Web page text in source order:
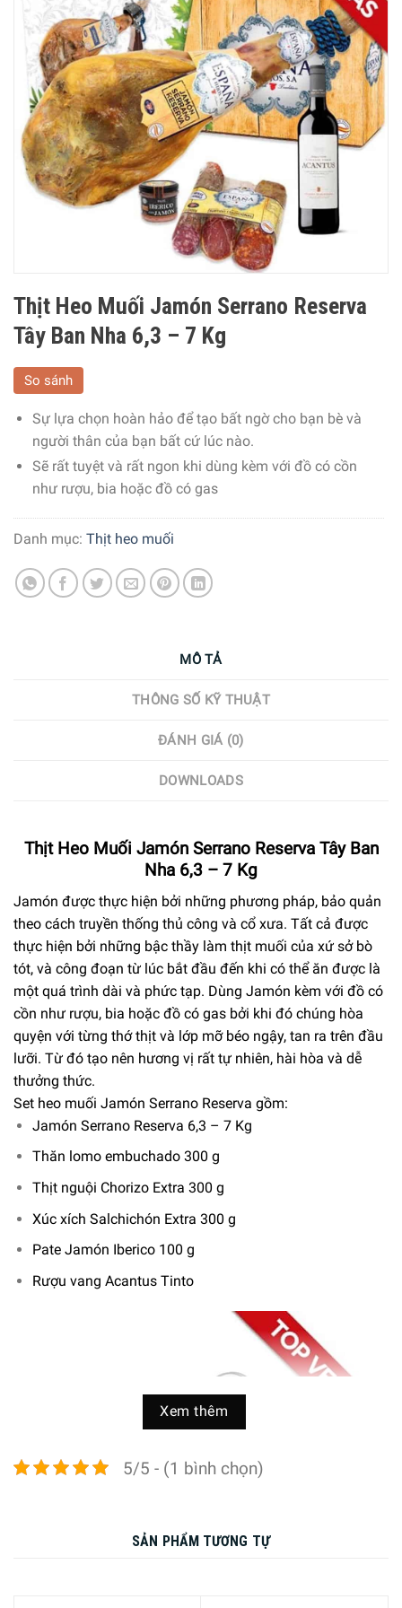
Thịt Heo Muối Jamón Serrano Reserva
Tây Ban Nha 6,3 – 7 Kg
So sánh
Sự lựa chọn hoàn hảo để tạo bất ngờ cho bạn bè và
người thân của bạn bất cứ lúc nào.
Sẽ rất tuyệt và rất ngon khi dùng kèm với đồ có cồn
như rượu, bia hoặc đồ có gas
Danh mục: Thịt heo muối
MÔ TẢ
THÔNG SỐ KỸ THUẬT
ĐÁNH GIÁ (0)
DOWNLOADS
Thịt Heo Muối Jamón Serrano Reserva Tây Ban
Nha 6,3 – 7 Kg
Jamón được thực hiện bởi những phương pháp, bảo quản
theo cách truyền thống thủ công và cổ xưa. Tất cả được
thực hiện bởi những bậc thầy làm thịt muối của xứ sở bò
tót, và công đoạn từ lúc bắt đầu đến khi có thể ăn được là
một quá trình dài và phức tạp. Dùng Jamón kèm với đồ có
cồn như rượu, bia hoặc đồ có gas bởi khi đó chúng hòa
quyện với từng thớ thịt và lớp mỡ béo ngậy, tan ra trên đầu
lưỡi. Từ đó tạo nên hương vị rất tự nhiên, hài hòa và dễ
thưởng thức.
Set heo muối Jamón Serrano Reserva gồm:
Jamón Serrano Reserva 6,3 – 7 Kg
Thăn lomo embuchado 300 g
Thịt nguội Chorizo Extra 300 g
Xúc xích Salchichón Extra 300 g
Pate Jamón Iberico 100 g
Rượu vang Acantus Tinto
Xem thêm
5/5 - (1 bình chọn)
SẢN PHẨM TƯƠNG TỰ